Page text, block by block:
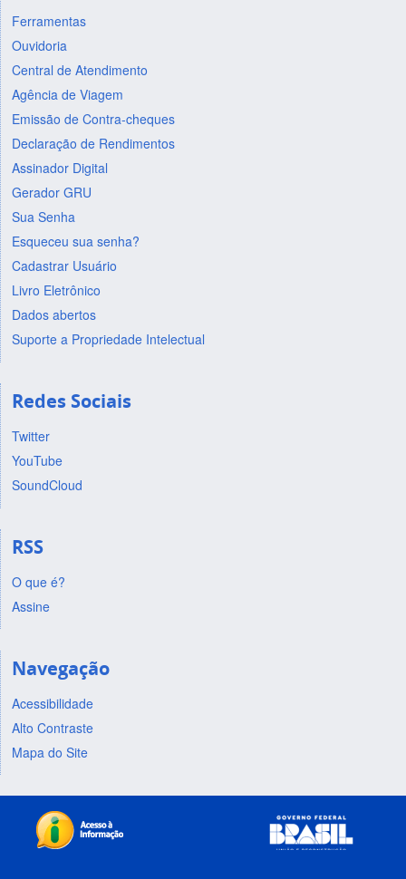
Ferramentas
Ouvidoria
Central de Atendimento
Agência de Viagem
Emissão de Contra-cheques
Declaração de Rendimentos
Assinador Digital
Gerador GRU
Sua Senha
Esqueceu sua senha?
Cadastrar Usuário
Livro Eletrônico
Dados abertos
Suporte a Propriedade Intelectual
Redes Sociais
Twitter
YouTube
SoundCloud
RSS
O que é?
Assine
Navegação
Acessibilidade
Alto Contraste
Mapa do Site